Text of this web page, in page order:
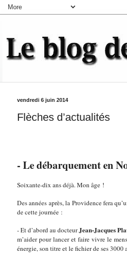
vendredi 6 juin 2014
Flèches d’actualités
- Le débarquement en
Soixante-dix ans déjà. Mon âge !
Des années après, la Providence fera
de cette journée :
- Et d’abord au docteurJean-Jacques
m’aider pour lancer et faire vivre le
énergie, son titre et le fichier de ses 3000